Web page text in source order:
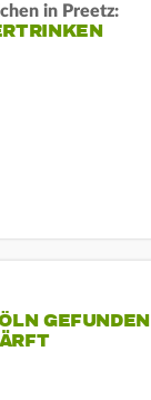
in Preetz:
GEFUNDEN